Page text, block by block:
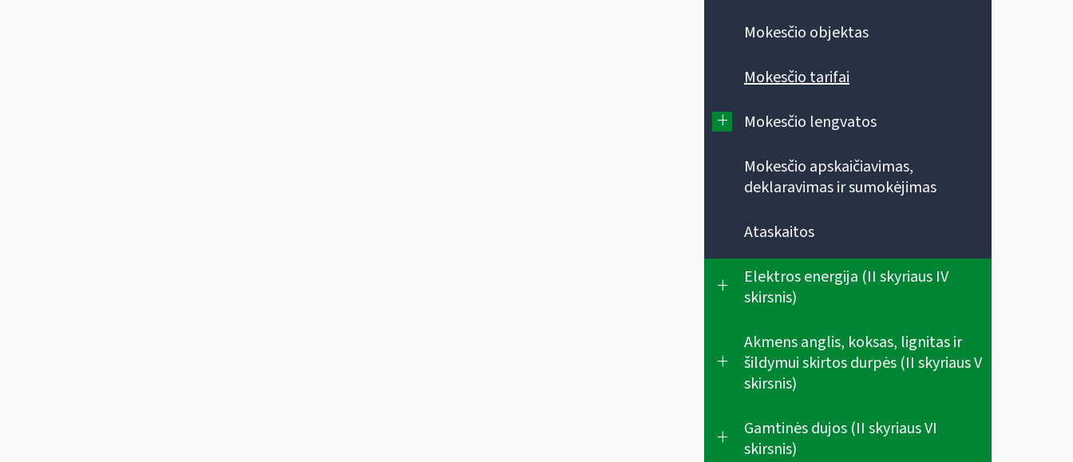
Mokesčio objektas
Mokesčio tarifai
+
Mokesčio lengvatos
Mokesčio apskaičiavimas,
deklaravimas ir sumokėjimas
Ataskaitos
+
Elektros energija (II skyriaus IV
skirsnis)
+
Akmens anglis, koksas, lignitas ir
šildymui skirtos durpės (II skyriaus V
skirsnis)
+
Gamtinės dujos (II skyriaus VI
skirsnis)